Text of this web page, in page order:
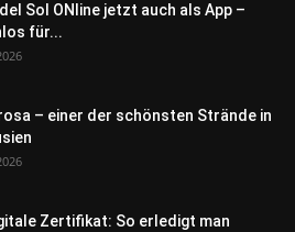
Sol ONline jetzt auch als App –
für...
– einer der schönsten Strände in
Zertifikat: So erledigt man